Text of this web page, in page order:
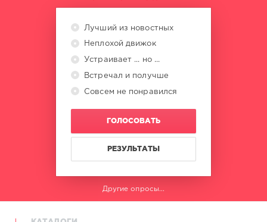
Лучший из новостных
Неплохой движок
Устраивает ... но ...
Встречал и получше
Совсем не понравился
ГОЛОСОВАТЬ
РЕЗУЛЬТАТЫ
Другие опросы...